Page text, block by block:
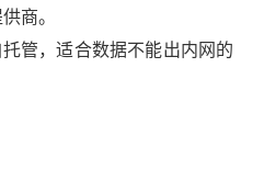
商。
管，适合数据不能出内网的